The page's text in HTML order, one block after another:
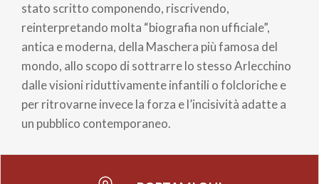
stato scritto componendo, riscrivendo,
reinterpretando molta “biografia non ufficiale”,
antica e moderna, della Maschera più famosa del
mondo, allo scopo di sottrarre lo stesso Arlecchino
dalle visioni riduttivamente infantili o folcloriche e
per ritrovarne invece la forza e l’incisività adatte a
un pubblico contemporaneo.